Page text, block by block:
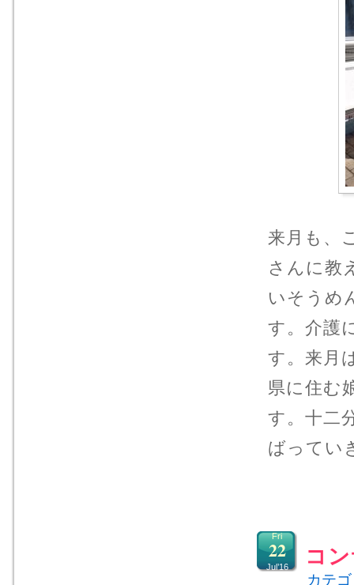
来月も、
さんに教
いそうめ
す。介護
す。来月
県に住む
す。十二
ばってい
コ
Fri
22
Jul’16
カテ